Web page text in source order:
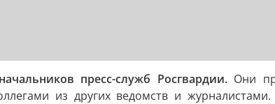
пресс-служб Росгвардии.Они
из других ведомств и